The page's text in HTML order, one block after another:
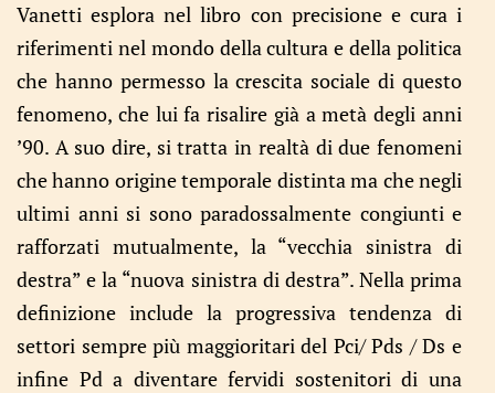
Vanetti esplora nel libro con precisione e cura i
riferimenti nel mondo della cultura e della politica
che hanno permesso la crescita sociale di questo
fenomeno, che lui fa risalire già a metà degli anni
’90. A suo dire, si tratta in realtà di due fenomeni
che hanno origine temporale distinta ma che negli
ultimi anni si sono paradossalmente congiunti e
rafforzati mutualmente, la “vecchia sinistra di
destra” e la “nuova sinistra di destra”. Nella prima
definizione include la progressiva tendenza di
settori sempre più maggioritari del Pci/ Pds / Ds e
infine Pd a diventare fervidi sostenitori di una